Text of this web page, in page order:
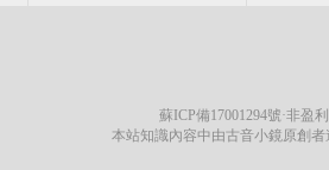
蘇ICP備17001294號·非盈
本站知識內容中由古音小鏡原創